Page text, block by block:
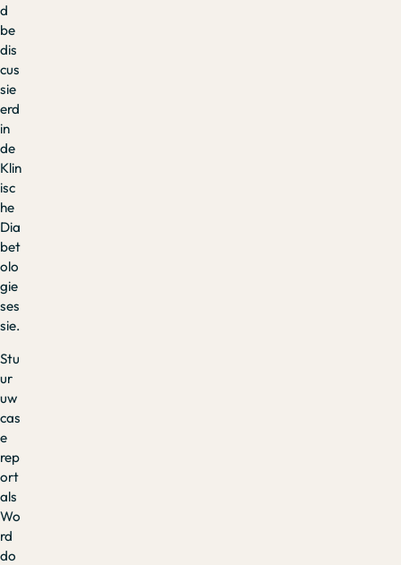
d
be
dis
cus
sie
erd
in
de
Klin
isc
he
Dia
bet
olo
gie
ses
sie.
Stu
ur
uw
cas
e
rep
ort
als
Wo
rd
do